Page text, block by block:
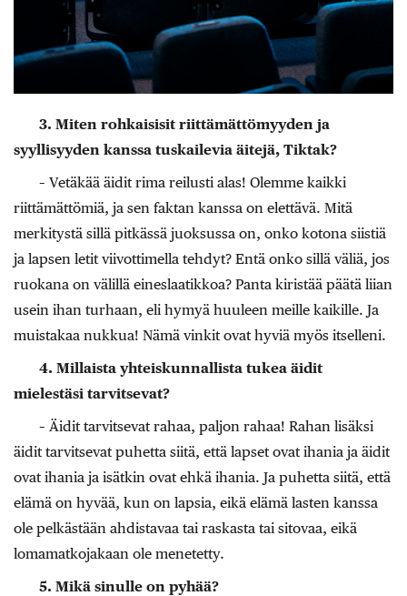
3. Miten rohkaisisit riittämättömyyden ja
syyllisyyden kanssa tuskailevia äitejä, Tiktak?
– Vetäkää äidit rima reilusti alas! Olemme kaikki
riittämättömiä, ja sen faktan kanssa on elettävä. Mitä
merkitystä sillä pitkässä juoksussa on, onko kotona siistiä
ja lapsen letit viivottimella tehdyt? Entä onko sillä väliä, jos
ruokana on välillä eineslaatikkoa? Panta kiristää päätä liian
usein ihan turhaan, eli hymyä huuleen meille kaikille. Ja
muistakaa nukkua! Nämä vinkit ovat hyviä myös itselleni.
4. Millaista yhteiskunnallista tukea äidit
mielestäsi tarvitsevat?
– Äidit tarvitsevat rahaa, paljon rahaa! Rahan lisäksi
äidit tarvitsevat puhetta siitä, että lapset ovat ihania ja äidit
ovat ihania ja isätkin ovat ehkä ihania. Ja puhetta siitä, että
elämä on hyvää, kun on lapsia, eikä elämä lasten kanssa
ole pelkästään ahdistavaa tai raskasta tai sitovaa, eikä
lomamatkojakaan ole menetetty.
5. Mikä sinulle on pyhää?